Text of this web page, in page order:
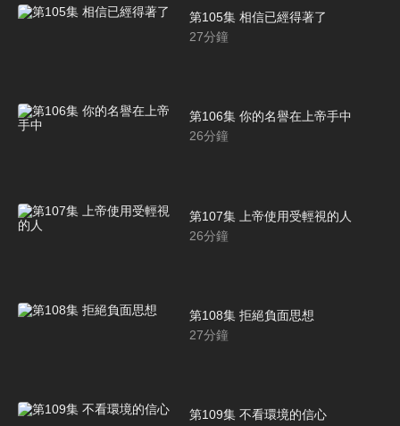
第105集 相信已經得著了
27分鐘
第106集 你的名譽在上帝手中
26分鐘
第107集 上帝使用受輕視的人
26分鐘
第108集 拒絕負面思想
27分鐘
第109集 不看環境的信心